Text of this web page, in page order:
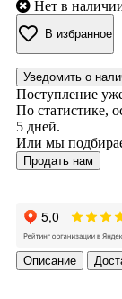
Нет в
В избранное
Уведомить о
Поступление
По статистике,
5 дней.
Или мы
Продать нам
Описание